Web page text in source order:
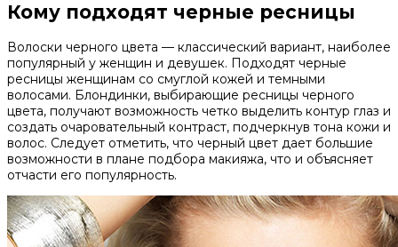
Кому подходят черные ресницы
Волоски черного цвета — классический вариант, наиболее
популярный у женщин и девушек. Подходят черные
ресницы женщинам со смуглой кожей и темными
волосами. Блондинки, выбирающие ресницы черного
цвета, получают возможность четко выделить контур глаз и
создать очаровательный контраст, подчеркнув тона кожи и
волос. Следует отметить, что черный цвет дает большие
возможности в плане подбора макияжа, что и объясняет
отчасти его популярность.